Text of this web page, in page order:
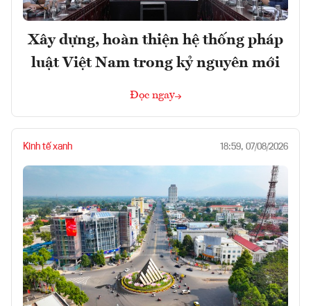
Xây dựng, hoàn thiện hệ thống pháp
luật Việt Nam trong kỷ nguyên mới
Đọc ngay
Kinh tế xanh 18:59, 07/08/2026